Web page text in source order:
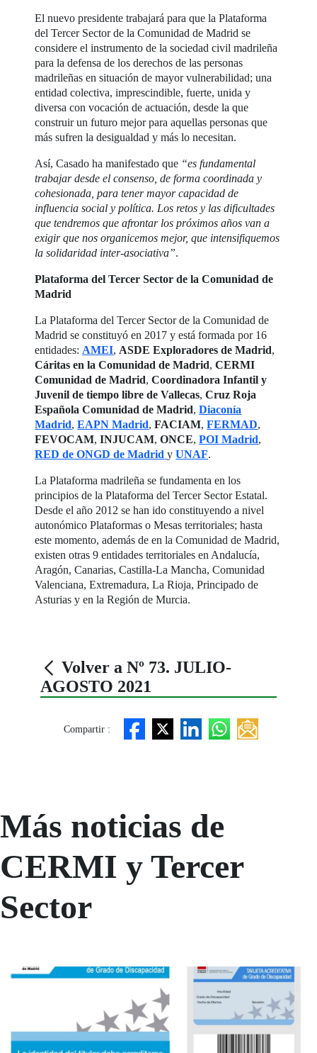
El nuevo presidente trabajará para que la Plataforma
del Tercer Sector de la Comunidad de Madrid se
considere el instrumento de la sociedad civil madrileña
para la defensa de los derechos de las personas
madrileñas en situación de mayor vulnerabilidad; una
entidad colectiva, imprescindible, fuerte, unida y
diversa con vocación de actuación, desde la que
construir un futuro mejor para aquellas personas que
más sufren la desigualdad y más lo necesitan.
Así, Casado ha manifestado que “es fundamental
trabajar desde el consenso, de forma coordinada y
cohesionada, para tener mayor capacidad de
influencia social y política. Los retos y las dificultades
que tendremos que afrontar los próximos años van a
exigir que nos organicemos mejor, que intensifiquemos
la solidaridad inter-asociativa”.
Plataforma del Tercer Sector de la Comunidad de
Madrid
La Plataforma del Tercer Sector de la Comunidad de
Madrid se constituyó en 2017 y está formada por 16
entidades: AMEI, ASDE Exploradores de Madrid,
Cáritas en la Comunidad de Madrid,CERMI
Comunidad de Madrid,Coordinadora Infantil y
Juvenil de tiempo libre de Vallecas,Cruz Roja
Española Comunidad de Madrid,Diaconía
Madrid,EAPN Madrid,FACIAM,FERMAD,
FEVOCAM,INJUCAM,ONCE,POI Madrid,
RED de ONGD de Madrid yUNAF.
La Plataforma madrileña se fundamenta en los
principios de la Plataforma del Tercer Sector Estatal.
Desde el año 2012 se han ido constituyendo a nivel
autonómico Plataformas o Mesas territoriales; hasta
este momento, además de en la Comunidad de Madrid,
existen otras 9 entidades territoriales en Andalucía,
Aragón, Canarias, Castilla-La Mancha, Comunidad
Valenciana, Extremadura, La Rioja, Principado de
Asturias y en la Región de Murcia.
Volver a Nº 73. JULIO-
AGOSTO 2021
Compartir :
Más noticias de
CERMI y Tercer
Sector